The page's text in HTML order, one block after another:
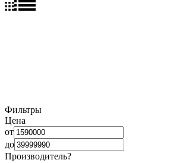
Фильтры
Цена
от
до
Производитель?